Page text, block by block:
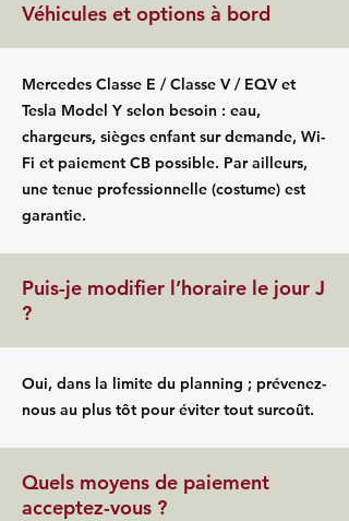
Véhicules et options à bord
Mercedes Classe E / Classe V / EQV et
Tesla Model Y selon besoin : eau,
chargeurs, sièges enfant sur demande, Wi-
Fi et paiement CB possible. Par ailleurs,
une tenue professionnelle (costume) est
garantie.
Puis-je modifier l’horaire le jour J
?
Oui, dans la limite du planning ; prévenez-
nous au plus tôt pour éviter tout surcoût.
Quels moyens de paiement
acceptez-vous ?